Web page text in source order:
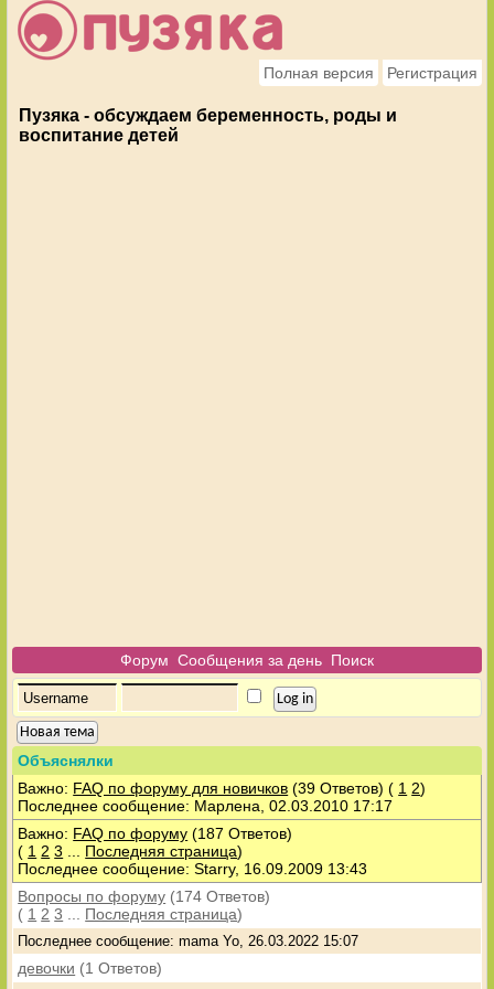
Полная версия Регистрация
Пузяка - обсуждаем беременность, роды и
воспитание детей
Форум Сообщения за день Поиск
Новая тема
Объяснялки
Важно: FAQ по форуму для новичков (39 Ответов) ( 1 2)
Последнее сообщение: Марлена, 02.03.2010 17:17
Важно: FAQ по форуму (187 Ответов)
( 1 2 3 Последняя страница)
Последнее сообщение: Starry, 16.09.2009 13:43
Вопросы по форуму (174 Ответов)
( 1 2 3 Последняя страница)
Последнее сообщение: mama Yo, 26.03.2022 15:07
девочки (1 Ответов)